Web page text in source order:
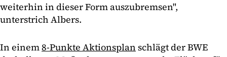
weiterhin in dieser Form auszubremsen",
unterstrich Albers.
In einem8-Punkte Aktionsplan schlägt der BWE